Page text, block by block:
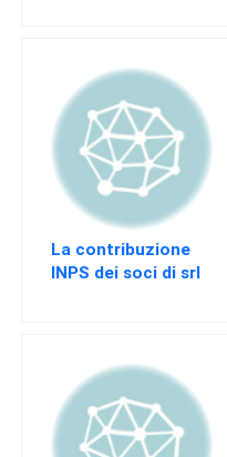
La contribuzione
INPS dei soci di srl